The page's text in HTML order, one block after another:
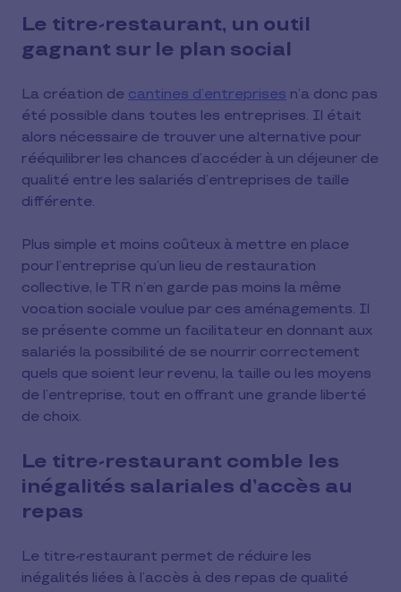
Le titre-restaurant, un outil
gagnant sur le plan social
La création de cantines d’entreprises n’a donc pas
été possible dans toutes les entreprises. Il était
alors nécessaire de trouver une alternative pour
rééquilibrer les chances d’accéder à un déjeuner de
qualité entre les salariés d’entreprises de taille
différente.
Plus simple et moins coûteux à mettre en place
pour l’entreprise qu’un lieu de restauration
collective, le TR n’en garde pas moins la même
vocation sociale voulue par ces aménagements. Il
se présente comme un facilitateur en donnant aux
salariés la possibilité de se nourrir correctement
quels que soient leur revenu, la taille ou les moyens
de l’entreprise, tout en offrant une grande liberté
de choix.
Le titre-restaurant comble les
inégalités salariales d’accès au
repas
Le titre-restaurant permet de réduire les
inégalités liées à l’accès à des repas de qualité